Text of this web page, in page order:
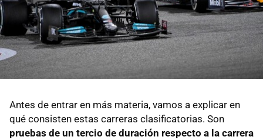
Antes de entrar en más materia, vamos a explicar en
qué consisten estas carreras clasificatorias. Son
pruebas de un tercio de duración respecto a la carrera